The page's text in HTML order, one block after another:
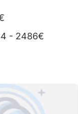
- 2486€